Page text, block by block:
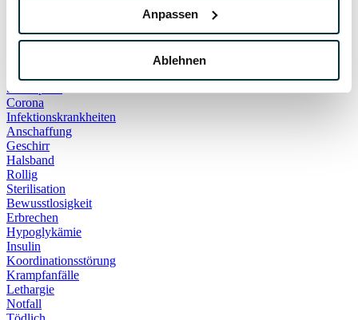
Anpassen
Ablehnen
Leinenpflicht
Schmerzen
Schlafplatz
Corona
Infektionskrankheiten
Anschaffung
Geschirr
Halsband
Rollig
Sterilisation
Bewusstlosigkeit
Erbrechen
Hypoglykämie
Insulin
Koordinationsstörung
Krampfanfälle
Lethargie
Notfall